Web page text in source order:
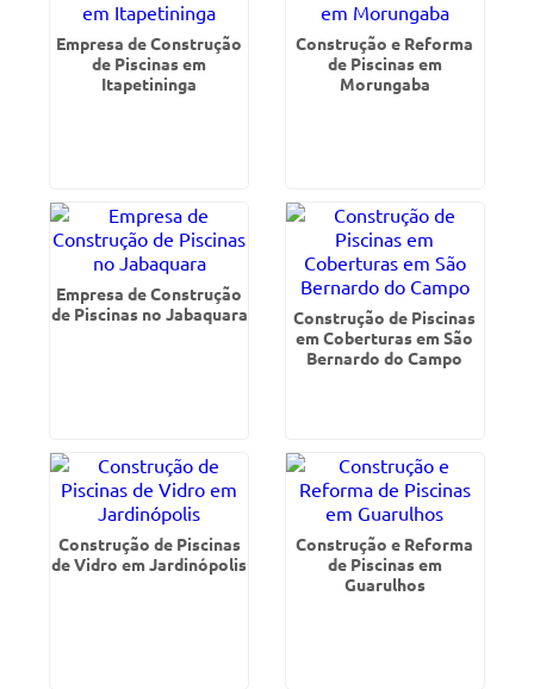
Empresa de Construção
de Piscinas em
Itapetininga
Construção e Reforma
de Piscinas em
Morungaba
Empresa de Construção
de Piscinas no Jabaquara
Construção de Piscinas
em Coberturas em São
Bernardo do Campo
Construção de Piscinas
de Vidro em Jardinópolis
Construção e Reforma
de Piscinas em
Guarulhos